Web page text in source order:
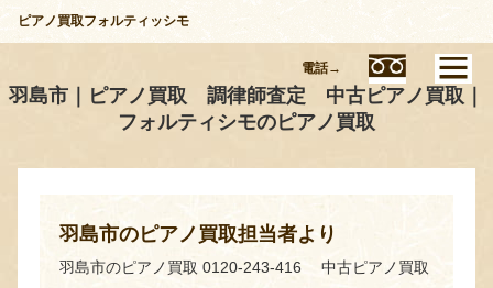
ピアノ買取フォルティッシモ
羽島市｜ピアノ買取 調律師査定 中古ピアノ買取｜
フォルティシモのピアノ買取
羽島市のピアノ買取担当者より
羽島市のピアノ買取 0120-243-416 中古ピアノ買取
電話→